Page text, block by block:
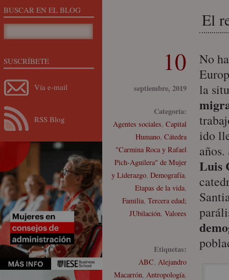
El
10
septiembre, 2019
Categoría:
Agentes sociales, Capital
Humano, Cátedra
"Carmina Roca y Rafael
Pich-Aguilera" de Mujer
y Liderazgo, Demografía,
Etapas de la vida,
Familia, Tercera edad;
JUbilación, Valores
Etiquetas:
ABC, Alejandro
Macarrón, Antropología,
No
la
ido
Luis
BUSCAR EN EL BLOG
SUSCRÍBETE
Vía e-mail
RSS Blog